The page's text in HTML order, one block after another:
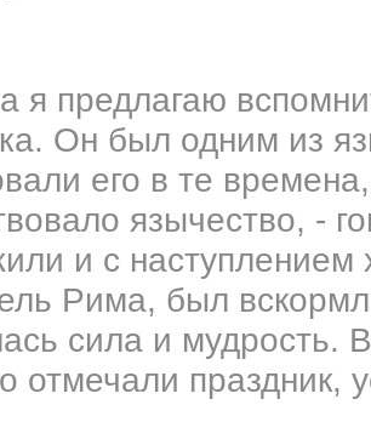
я предлагаю
Он был одним из
его в те
язычество, -
и с наступлением
Рима, был
сила и мудрость.
отмечали праздник,